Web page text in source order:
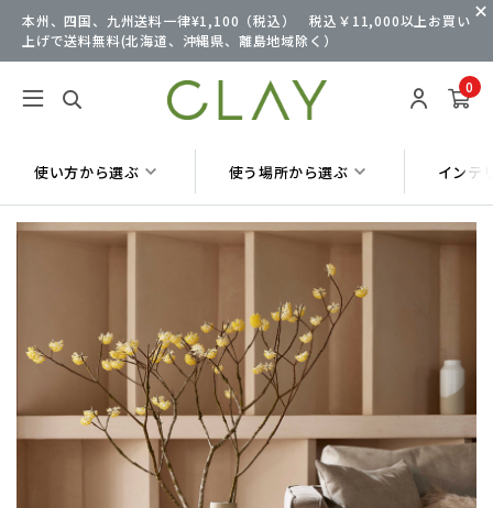
本州、四国、九州送料一律¥1,100（税込） 税込￥11,000以上お買い
上げで送料無料(北海道、沖縄県、離島地域除く）
0
使い方から選ぶ 使う場所から選ぶ インテ